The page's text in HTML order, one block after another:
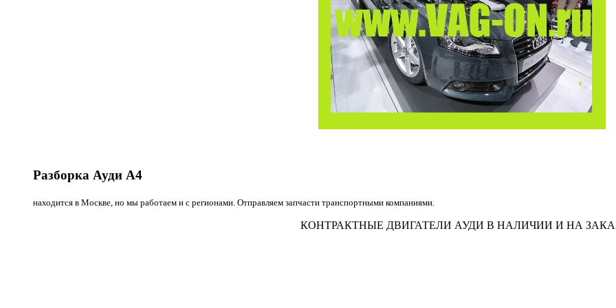
Разборка Ауди А4
находится в Москве, но мы работаем и с регионами. Отправляем запчасти транспортными компаниями.
КОНТРАКТНЫЕ ДВИГАТЕЛИ АУДИ В НАЛИЧИИ И НА